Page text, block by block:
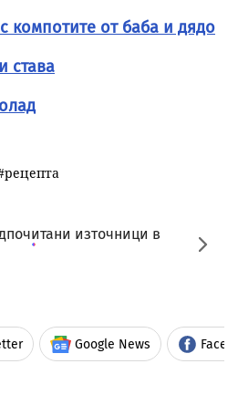
компотите от баба и дядо
става
рецепта
източници в
Google News